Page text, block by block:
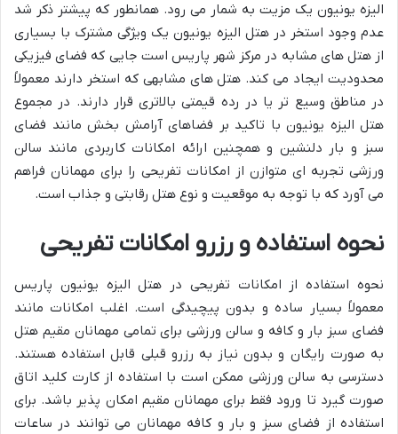
الیزه یونیون یک مزیت به شمار می رود. همانطور که پیشتر ذکر شد
عدم وجود استخر در هتل الیزه یونیون یک ویژگی مشترک با بسیاری
از هتل های مشابه در مرکز شهر پاریس است جایی که فضای فیزیکی
محدودیت ایجاد می کند. هتل های مشابهی که استخر دارند معمولاً
در مناطق وسیع تر یا در رده قیمتی بالاتری قرار دارند. در مجموع
هتل الیزه یونیون با تاکید بر فضاهای آرامش بخش مانند فضای
سبز و بار دلنشین و همچنین ارائه امکانات کاربردی مانند سالن
ورزشی تجربه ای متوازن از امکانات تفریحی را برای مهمانان فراهم
می آورد که با توجه به موقعیت و نوع هتل رقابتی و جذاب است.
نحوه استفاده و رزرو امکانات تفریحی
نحوه استفاده از امکانات تفریحی در هتل الیزه یونیون پاریس
معمولاً بسیار ساده و بدون پیچیدگی است. اغلب امکانات مانند
فضای سبز بار و کافه و سالن ورزشی برای تمامی مهمانان مقیم هتل
به صورت رایگان و بدون نیاز به رزرو قبلی قابل استفاده هستند.
دسترسی به سالن ورزشی ممکن است با استفاده از کارت کلید اتاق
صورت گیرد تا ورود فقط برای مهمانان مقیم امکان پذیر باشد. برای
استفاده از فضای سبز و بار و کافه مهمانان می توانند در ساعات